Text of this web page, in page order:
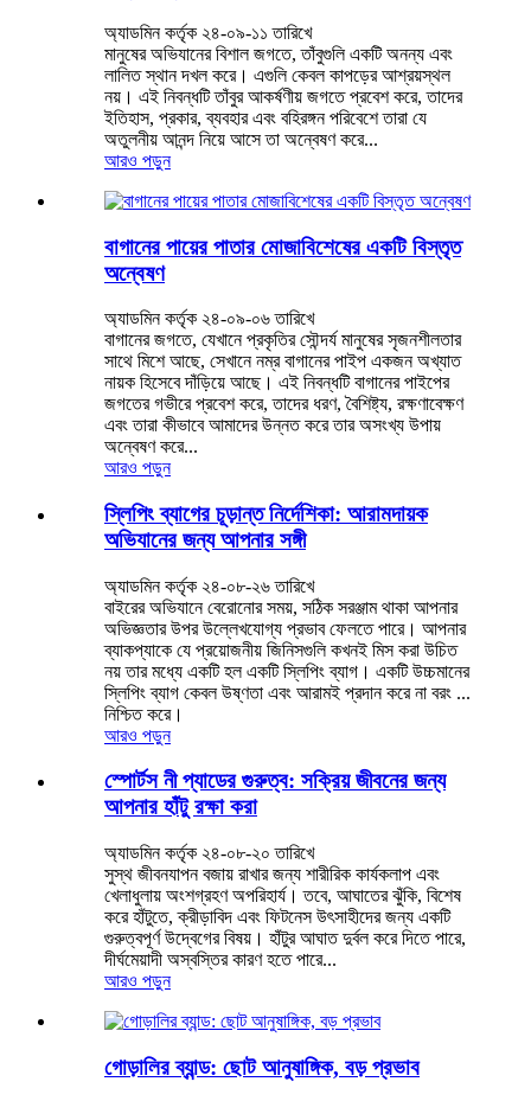
অ্যাডমিন কর্তৃক ২৪-০৯-১১ তারিখে
মানুষের অভিযানের বিশাল জগতে, তাঁবুগুলি একটি অনন্য এবং
লালিত স্থান দখল করে। এগুলি কেবল কাপড়ের আশ্রয়স্থল
নয়। এই নিবন্ধটি তাঁবুর আকর্ষণীয় জগতে প্রবেশ করে, তাদের
ইতিহাস, প্রকার, ব্যবহার এবং বহিরঙ্গন পরিবেশে তারা যে
অতুলনীয় আনন্দ নিয়ে আসে তা অন্বেষণ করে...
আরও পড়ুন
বাগানের পায়ের পাতার মোজাবিশেষের একটি বিস্তৃত
অন্বেষণ
অ্যাডমিন কর্তৃক ২৪-০৯-০৬ তারিখে
বাগানের জগতে, যেখানে প্রকৃতির সৌন্দর্য মানুষের সৃজনশীলতার
সাথে মিশে আছে, সেখানে নম্র বাগানের পাইপ একজন অখ্যাত
নায়ক হিসেবে দাঁড়িয়ে আছে। এই নিবন্ধটি বাগানের পাইপের
জগতের গভীরে প্রবেশ করে, তাদের ধরণ, বৈশিষ্ট্য, রক্ষণাবেক্ষণ
এবং তারা কীভাবে আমাদের উন্নত করে তার অসংখ্য উপায়
অন্বেষণ করে...
আরও পড়ুন
স্লিপিং ব্যাগের চূড়ান্ত নির্দেশিকা: আরামদায়ক
অভিযানের জন্য আপনার সঙ্গী
অ্যাডমিন কর্তৃক ২৪-০৮-২৬ তারিখে
বাইরের অভিযানে বেরোনোর ​​সময়, সঠিক সরঞ্জাম থাকা আপনার
অভিজ্ঞতার উপর উল্লেখযোগ্য প্রভাব ফেলতে পারে। আপনার
ব্যাকপ্যাকে যে প্রয়োজনীয় জিনিসগুলি কখনই মিস করা উচিত
নয় তার মধ্যে একটি হল একটি স্লিপিং ব্যাগ। একটি উচ্চমানের
স্লিপিং ব্যাগ কেবল উষ্ণতা এবং আরামই প্রদান করে না বরং ...
নিশ্চিত করে।
আরও পড়ুন
স্পোর্টস নী প্যাডের গুরুত্ব: সক্রিয় জীবনের জন্য
আপনার হাঁটু রক্ষা করা
অ্যাডমিন কর্তৃক ২৪-০৮-২০ তারিখে
সুস্থ জীবনযাপন বজায় রাখার জন্য শারীরিক কার্যকলাপ এবং
খেলাধুলায় অংশগ্রহণ অপরিহার্য। তবে, আঘাতের ঝুঁকি, বিশেষ
করে হাঁটুতে, ক্রীড়াবিদ এবং ফিটনেস উৎসাহীদের জন্য একটি
গুরুত্বপূর্ণ উদ্বেগের বিষয়। হাঁটুর আঘাত দুর্বল করে দিতে পারে,
দীর্ঘমেয়াদী অস্বস্তির কারণ হতে পারে...
আরও পড়ুন
গোড়ালির ব্যান্ড: ছোট আনুষাঙ্গিক, বড় প্রভাব